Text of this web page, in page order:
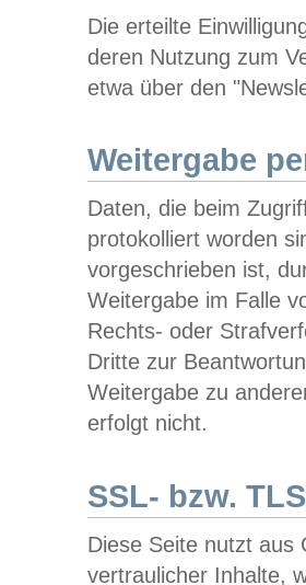
Die erteilte
deren Nutzung zum
etwa über den
Weitergabe
Daten, die beim
protokolliert worden
vorgeschrieben ist,
Weitergabe im Falle
Rechts- oder
Dritte zur
Weitergabe zu
erfolgt nicht.
SSL- bzw.
Diese Seite nutzt aus
vertraulicher Inhalte,